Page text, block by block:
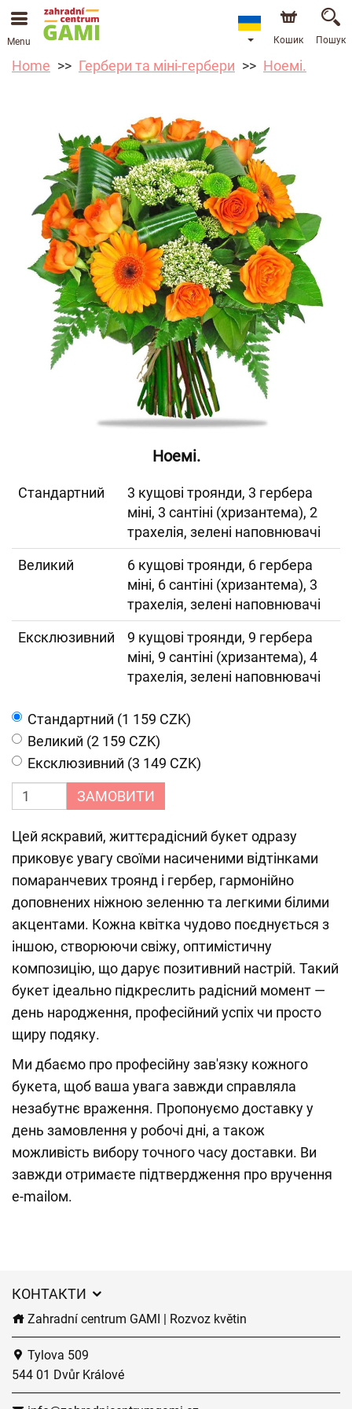
Menu Кошик Пошук
Home Гербери та міні-гербери Ноемі.
Ноемі.
Cтандартний
3 кущові троянди, 3 гербера
міні, 3 сантіні (хризантема), 2
трахелія, зелені наповнювачі
Великий
6 кущові троянди, 6 гербера
міні, 6 сантіні (хризантема), 3
трахелія, зелені наповнювачі
Ексклюзивний
9 кущові троянди, 9 гербера
міні, 9 сантіні (хризантема), 4
трахелія, зелені наповнювачі
Cтандартний (1 159 CZK)
Великий (2 159 CZK)
Ексклюзивний (3 149 CZK)
ЗАМОВИТИ
Цей яскравий, життєрадісний букет одразу
приковує увагу своїми насиченими відтінками
помаранчевих троянд і гербер, гармонійно
доповнених ніжною зеленню та легкими білими
акцентами. Кожна квітка чудово поєднується з
іншою, створюючи свіжу, оптимістичну
композицію, що дарує позитивний настрій. Такий
букет ідеально підкреслить радісний момент —
день народження, професійний успіх чи просто
щиру подяку.
Ми дбаємо про професійну зав'язку кожного
букета, щоб ваша увага завжди справляла
незабутнє враження. Пропонуємо доставку у
день замовлення у робочі дні, а також
можливість вибору точного часу доставки. Ви
завжди отримаєте підтвердження про вручення
e-mailом.
КОНТАКТИ
Zahradní centrum GAMI | Rozvoz květin
Tylova 509
544 01 Dvůr Králové